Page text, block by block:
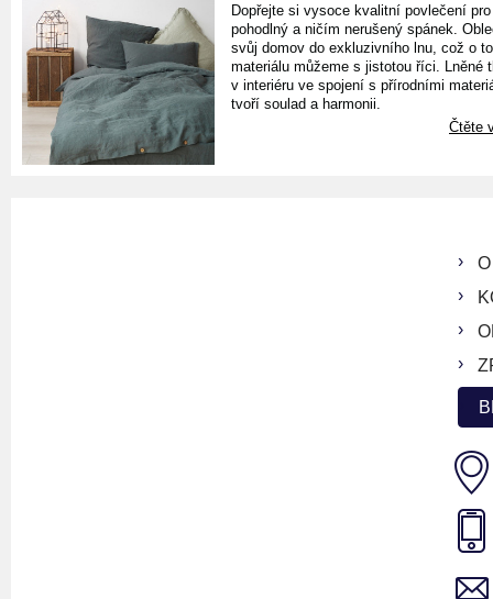
Dopřejte si vysoce kvalitní povlečení pro
pohodlný a ničím nerušený spánek.
svůj domov do exkluzivního lnu, což o
materiálu můžeme s jistotou říci. Lněné
v interiéru ve spojení s přírodními
tvoří soulad a harmonii.
Čtěte